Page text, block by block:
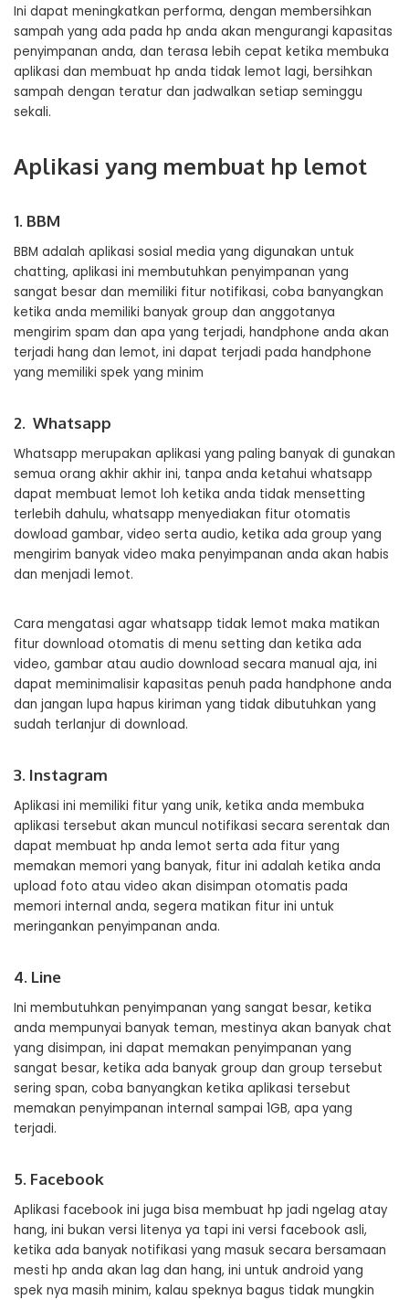
Ini dapat meningkatkan performa, dengan membersihkan
sampah yang ada pada hp anda akan mengurangi kapasitas
penyimpanan anda, dan terasa lebih cepat ketika membuka
aplikasi dan membuat hp anda tidak lemot lagi, bersihkan
sampah dengan teratur dan jadwalkan setiap seminggu
sekali.
Aplikasi yang membuat hp lemot
1. BBM
BBM adalah aplikasi sosial media yang digunakan untuk
chatting, aplikasi ini membutuhkan penyimpanan yang
sangat besar dan memiliki fitur notifikasi, coba banyangkan
ketika anda memiliki banyak group dan anggotanya
mengirim spam dan apa yang terjadi, handphone anda akan
terjadi hang dan lemot, ini dapat terjadi pada handphone
yang memiliki spek yang minim
2. Whatsapp
Whatsapp merupakan aplikasi yang paling banyak di gunakan
semua orang akhir akhir ini, tanpa anda ketahui whatsapp
dapat membuat lemot loh ketika anda tidak mensetting
terlebih dahulu, whatsapp menyediakan fitur otomatis
dowload gambar, video serta audio, ketika ada group yang
mengirim banyak video maka penyimpanan anda akan habis
dan menjadi lemot.
Cara mengatasi agar whatsapp tidak lemot maka matikan
fitur download otomatis di menu setting dan ketika ada
video, gambar atau audio download secara manual aja, ini
dapat meminimalisir kapasitas penuh pada handphone anda
dan jangan lupa hapus kiriman yang tidak dibutuhkan yang
sudah terlanjur di download.
3. Instagram
Aplikasi ini memiliki fitur yang unik, ketika anda membuka
aplikasi tersebut akan muncul notifikasi secara serentak dan
dapat membuat hp anda lemot serta ada fitur yang
memakan memori yang banyak, fitur ini adalah ketika anda
upload foto atau video akan disimpan otomatis pada
memori internal anda, segera matikan fitur ini untuk
meringankan penyimpanan anda.
4. Line
Ini membutuhkan penyimpanan yang sangat besar, ketika
anda mempunyai banyak teman, mestinya akan banyak chat
yang disimpan, ini dapat memakan penyimpanan yang
sangat besar, ketika ada banyak group dan group tersebut
sering span, coba banyangkan ketika aplikasi tersebut
memakan penyimpanan internal sampai 1GB, apa yang
terjadi.
5. Facebook
Aplikasi facebook ini juga bisa membuat hp jadi ngelag atay
hang, ini bukan versi litenya ya tapi ini versi facebook asli,
ketika ada banyak notifikasi yang masuk secara bersamaan
mesti hp anda akan lag dan hang, ini untuk android yang
spek nya masih minim, kalau speknya bagus tidak mungkin